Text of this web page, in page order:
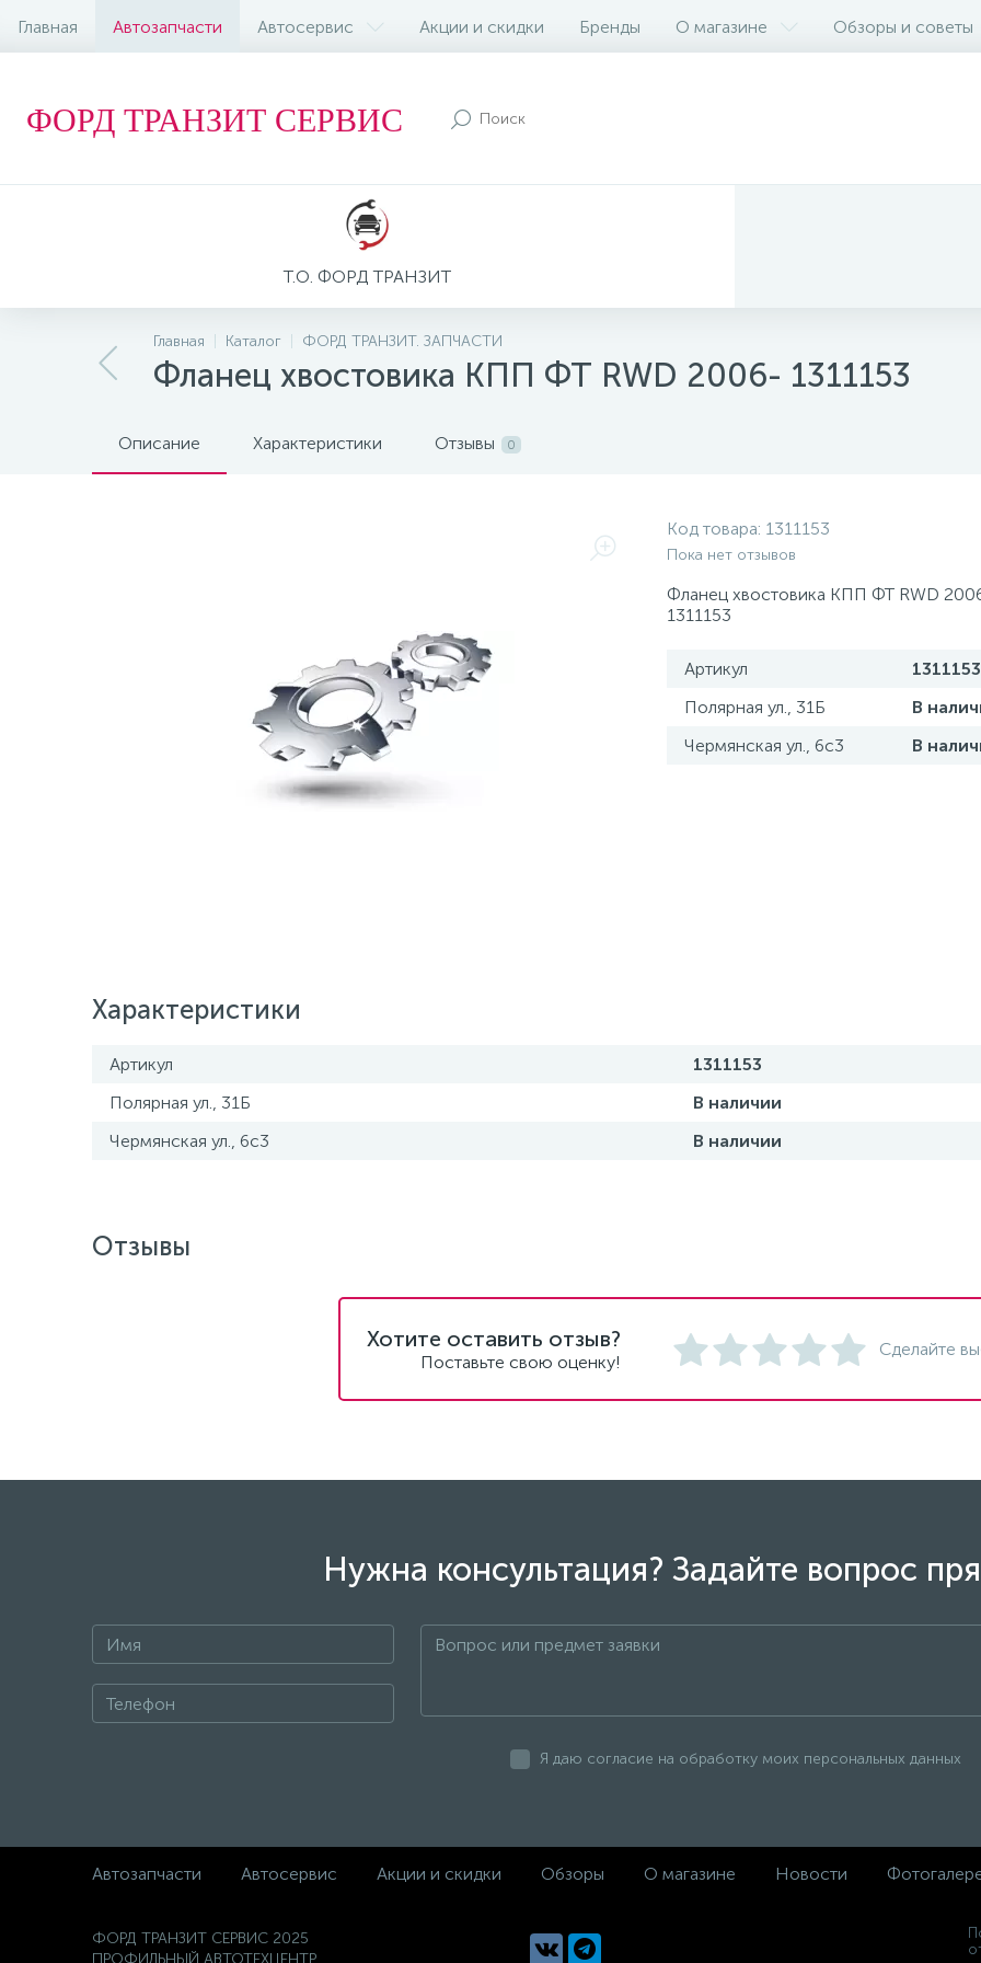
Главная Автозапчасти Автосервис Акции и скидки Бренды О магазине Обзоры и советы
ФОРД ТРАНЗИТ СЕРВИС
Т.О. ФОРД ТРАНЗИТ
Главная Каталог ФОРД ТРАНЗИТ. ЗАПЧАСТИ
Фланец хвостовика КПП ФТ RWD 2006- 1311153
Описание Характеристики Отзывы 0
Код товара: 1311153
Пока нет отзывов
Фланец хвостовика КПП ФТ RWD
1311153
Артикул
1311153
Полярная ул., 31Б
В
Чермянская ул., 6с3
В
Характеристики
Артикул
1311153
Полярная ул., 31Б
В наличии
Чермянская ул., 6с3
В наличии
Отзывы
Хотите оставить отзыв?
Поставьте свою оценку!
Сделайте
Нужна консультация? Задайте вопрос
Я даю согласие на обработку моих персональных данных
Автозапчасти Автосервис Акции и скидки Обзоры О магазине Новости
ФОРД ТРАНЗИТ СЕРВИС 2025
ПРОФИЛЬНЫЙ АВТОТЕХЦЕНТР